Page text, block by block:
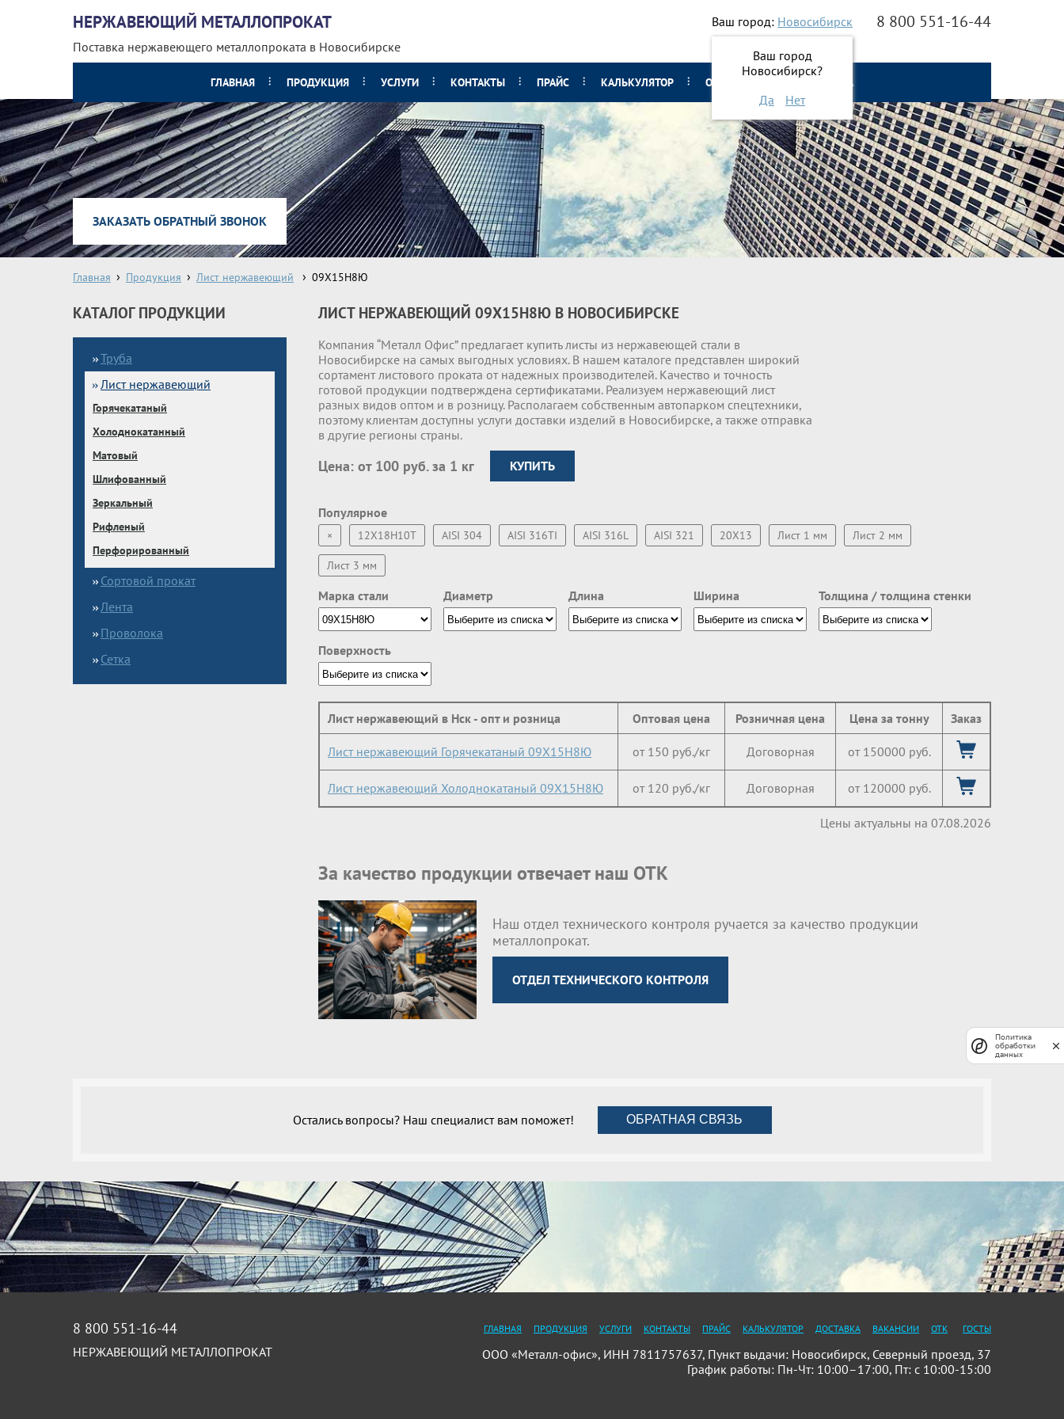
НЕРЖАВЕЮЩИЙ МЕТАЛЛОПРОКАТ
Поставка нержавеющего металлопроката в Новосибирске
Ваш город: Новосибирск
Ваш город
Новосибирск?
Да
Нет
8 800 551-16-44
ГЛАВНАЯ ПРОДУКЦИЯ УСЛУГИ КОНТАКТЫ ПРАЙС КАЛЬКУЛЯТОР О НАС ОНЛАЙН ЗАЯВКА
ЗАКАЗАТЬ ОБРАТНЫЙ ЗВОНОК
Главная Продукция Лист нержавеющий 09Х15Н8Ю
КАТАЛОГ ПРОДУКЦИИ
Труба
Лист нержавеющий
Горячекатаный
Холоднокатанный
Матовый
Шлифованный
Зеркальный
Рифленый
Перфорированный
Сортовой прокат
Лента
Проволока
Сетка
ЛИСТ НЕРЖАВЕЮЩИЙ 09Х15Н8Ю В НОВОСИБИРСКЕ
Компания “Металл Офис” предлагает купить листы из нержавеющей стали в
Новосибирске на самых выгодных условиях. В нашем каталоге представлен широкий
сортамент листового проката от надежных производителей. Качество и точность
готовой продукции подтверждена сертификатами. Реализуем нержавеющий лист
разных видов оптом и в розницу. Располагаем собственным автопарком спецтехники,
поэтому клиентам доступны услуги доставки изделий в Новосибирске, а также отправка
в другие регионы страны.
Цена: от 100 руб. за 1 кг КУПИТЬ
Популярное
× 12Х18Н10Т AISI 304 AISI 316TI AISI 316L AISI 321 20Х13 Лист 1 мм Лист 2 мм
Лист 3 мм
Марка стали Диаметр Длина Ширина Толщина / толщина стенки
Поверхность
Лист нержавеющий в Нск - опт и розница Оптовая цена Розничная цена Цена за тонну Заказ
Лист нержавеющий Горячекатаный 09Х15Н8Ю от 150 руб./кг Договорная от 150000 руб.
Лист нержавеющий Холоднокатаный 09Х15Н8Ю от 120 руб./кг Договорная от 120000 руб.
Цены актуальны на 07.08.2026
За качество продукции отвечает наш ОТК
Наш отдел технического контроля ручается за качество продукции
металлопрокат.
ОТДЕЛ ТЕХНИЧЕСКОГО КОНТРОЛЯ
Остались вопросы? Наш специалист вам поможет! ОБРАТНАЯ СВЯЗЬ
8 800 551-16-44
НЕРЖАВЕЮЩИЙ МЕТАЛЛОПРОКАТ
ГЛАВНАЯ ПРОДУКЦИЯ УСЛУГИ КОНТАКТЫ ПРАЙС КАЛЬКУЛЯТОР ДОСТАВКА ВАКАНСИИ ОТК ГОСТЫ
ООО «Металл-офис», ИНН 7811757637, Пункт выдачи: Новосибирск, Северный проезд, 37
График работы: Пн-Чт: 10:00–17:00, Пт: с 10:00-15:00
Политика
обработки
данных